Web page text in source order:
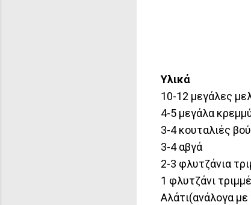
Υλικά
10-12 μεγάλες
4-5 μεγάλα
3-4 κουταλιές
3-4 αβγά
2-3 φλυτζάνια
1 φλυτζάνι
Αλάτι(ανάλογα